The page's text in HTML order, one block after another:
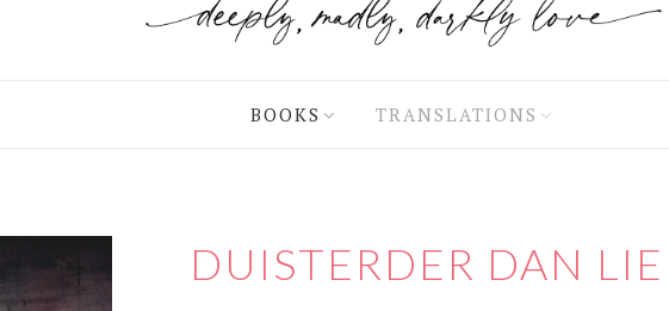
BOOKS TRANSLATIONS
DUISTERDER DAN